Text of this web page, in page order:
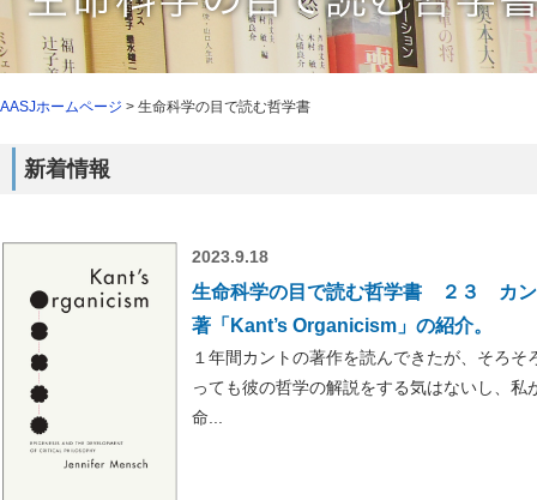
AASJホームページ > 生命科学の目で読む哲学書
新着情報
2023.9.18
生命科学の目で読む哲学書 ２３ カ
著「Kant’s Organicism」の紹介。
１年間カントの著作を読んできたが、そろ
っても彼の哲学の解説をする気はないし、
命...